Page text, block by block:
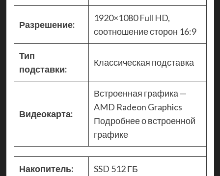
Разрешение:
1920×1080 Full HD,
соотношение сторон 16:9
Тип
подставки:
Классическая подставка
Видеокарта:
Встроенная графика —
AMD Radeon Graphics
Подробнее о встроенной
графике
Накопитель: SSD 512 ГБ